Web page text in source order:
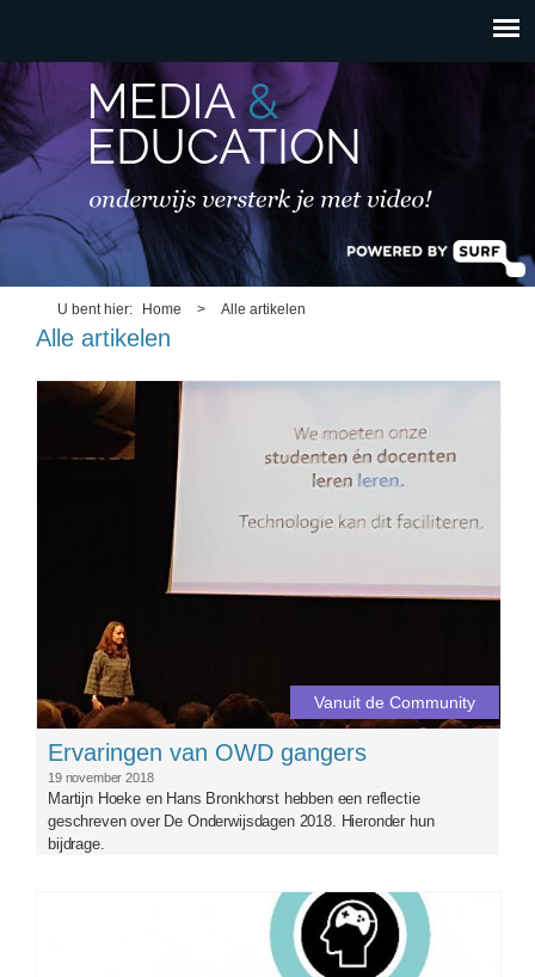
Overslaan en naar de
inhoud gaan
HOOFDMENU
U bent hier Home > Alle artikelen
Alle artikelen
dsc_0097_002.jpg
Vanuit de Community
Ervaringen van OWD gangers
19 november 2018
Martijn Hoeke en Hans Bronkhorst hebben een reflectie
geschreven over De Onderwijsdagen 2018. Hieronder hun
bijdrage.